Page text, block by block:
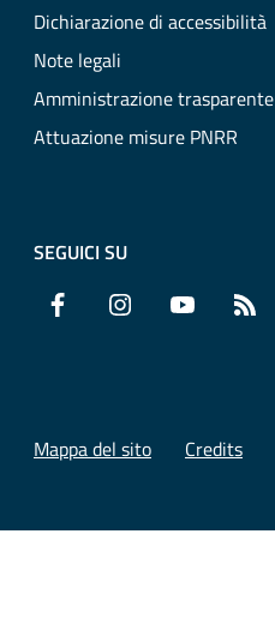
Dichiarazione di accessibilità
Note legali
Amministrazione trasparente
Attuazione misure PNRR
SEGUICI SU
Facebook Instagram YouTube
Mappa del sito Credits